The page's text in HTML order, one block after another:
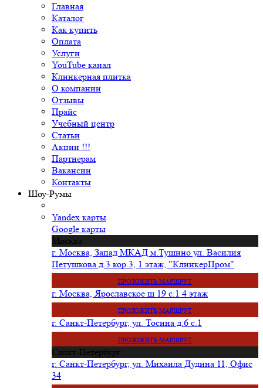
Главная
Каталог
Как купить
Оплата
Услуги
YouTube канал
Клинкерная плитка
О компании
Отзывы
Прайс
Учебный центр
Статьи
Акции !!!
Партнерам
Вакансии
Контакты
Шоу-Румы
Yandex карты
Google карты
Москва
г. Москва, Запад МКАД м.Тушино ул. Василия
Петушкова д.3 кор.3, 1 этаж, "КлинкерПром"
ПРОЛОЖИТЬ МАРШРУТ
г. Москва, Ярославское ш 19 с.1 4 этаж
ПРОЛОЖИТЬ МАРШРУТ
г. Санкт-Петербург, ул. Тосина д.6 с.1
ПРОЛОЖИТЬ МАРШРУТ
Санкт-Петербург
г. Санкт-Петербург, ул. Михаила Дудина 11, Офис
34